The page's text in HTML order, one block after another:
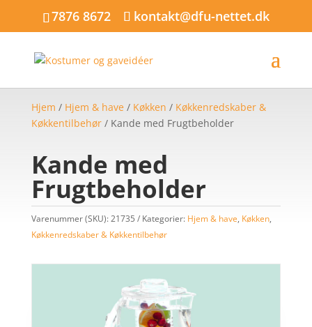
7876 8672 kontakt@dfu-nettet.dk
Hjem / Hjem & have/ Køkken / Køkkenredskaber &
Køkkentilbehør/ Kande med Frugtbeholder
Kande med
Frugtbeholder
Varenummer (SKU):21735 Kategorier: Hjem & have, Køkken,
Køkkenredskaber & Køkkentilbehør